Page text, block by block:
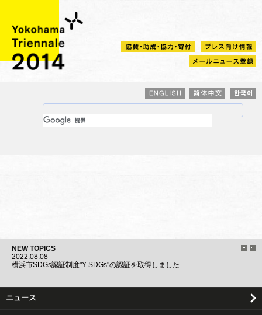
NEW TOPICS
2022.08.08
横浜市SDGs認証制度"Y-SDGs"の認証を取得しました
2022.06.30
「ヨコハマトリエンナーレ2023」アーティスティック・ディレクター
ニュース